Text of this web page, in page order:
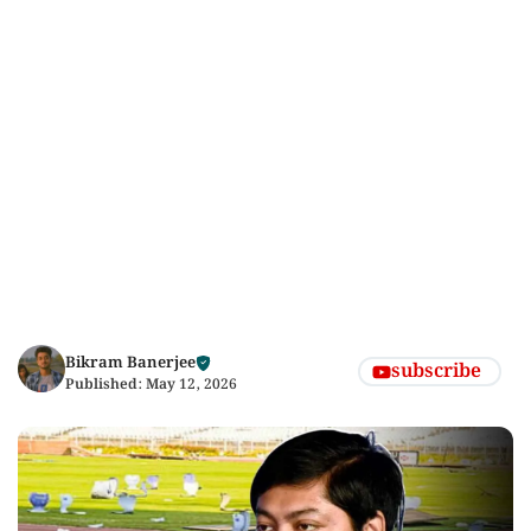
Bikram Banerjee
Published: May 12, 2026 subscribe